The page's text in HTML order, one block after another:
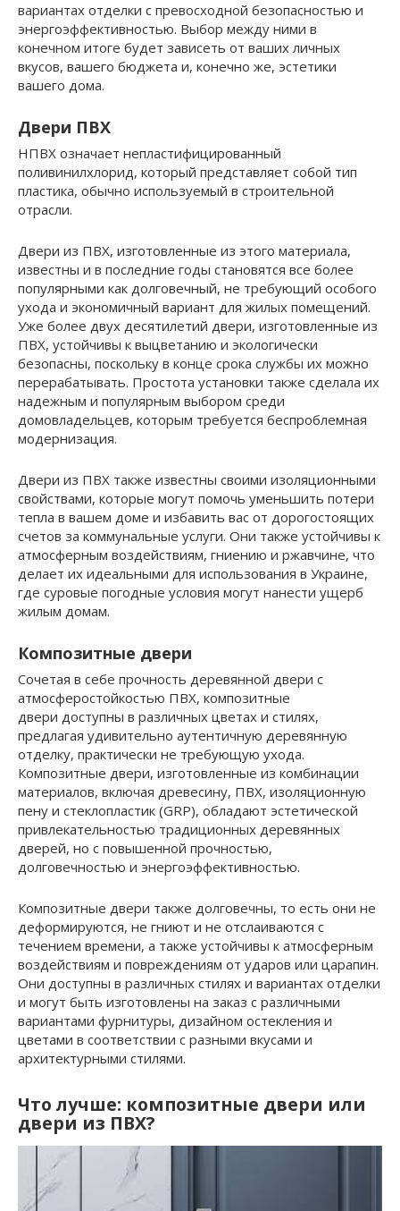
вариантах отделки с превосходной безопасностью и
энергоэффективностью. Выбор между ними в
конечном итоге будет зависеть от ваших личных
вкусов, вашего бюджета и, конечно же, эстетики
вашего дома.
Двери ПВХ
НПВХ означает непластифицированный
поливинилхлорид, который представляет собой тип
пластика, обычно используемый в строительной
отрасли.
Двери из ПВХ, изготовленные из этого материала,
известны и в последние годы становятся все более
популярными как долговечный, не требующий особого
ухода и экономичный вариант для жилых помещений.
Уже более двух десятилетий двери, изготовленные из
ПВХ, устойчивы к выцветанию и экологически
безопасны, поскольку в конце срока службы их можно
перерабатывать. Простота установки также сделала их
надежным и популярным выбором среди
домовладельцев, которым требуется беспроблемная
модернизация.
Двери из ПВХ также известны своими изоляционными
свойствами, которые могут помочь уменьшить потери
тепла в вашем доме и избавить вас от дорогостоящих
счетов за коммунальные услуги. Они также устойчивы к
атмосферным воздействиям, гниению и ржавчине, что
делает их идеальными для использования в Украине,
где суровые погодные условия могут нанести ущерб
жилым домам.
Композитные двери
Сочетая в себе прочность деревянной двери с
атмосферостойкостью ПВХ, композитные
двери доступны в различных цветах и ​​стилях,
предлагая удивительно аутентичную деревянную
отделку, практически не требующую ухода.
Композитные двери, изготовленные из комбинации
материалов, включая древесину, ПВХ, изоляционную
пену и стеклопластик (GRP), обладают эстетической
привлекательностью традиционных деревянных
дверей, но с повышенной прочностью,
долговечностью и энергоэффективностью.
Композитные двери также долговечны, то есть они не
деформируются, не гниют и не отслаиваются с
течением времени, а также устойчивы к атмосферным
воздействиям и повреждениям от ударов или царапин.
Они доступны в различных стилях и вариантах отделки
и могут быть изготовлены на заказ с различными
вариантами фурнитуры, дизайном остекления и
цветами в соответствии с разными вкусами и
архитектурными стилями.
Что лучше: композитные двери или
двери из ПВХ?